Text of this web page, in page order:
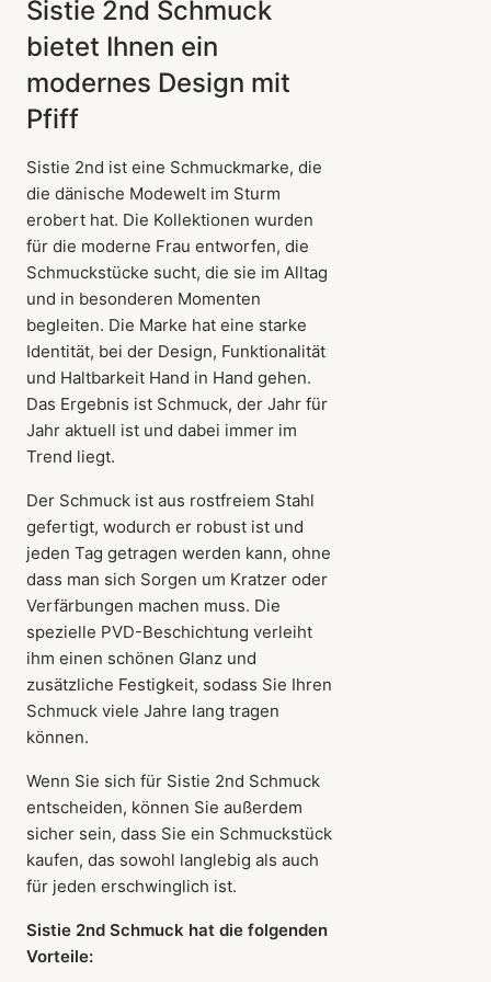
Sistie 2nd Schmuck
bietet Ihnen ein
modernes Design mit
Pfiff
Sistie 2nd ist eine Schmuckmarke, die
die dänische Modewelt im Sturm
erobert hat. Die Kollektionen wurden
für die moderne Frau entworfen, die
Schmuckstücke sucht, die sie im Alltag
und in besonderen Momenten
begleiten. Die Marke hat eine starke
Identität, bei der Design, Funktionalität
und Haltbarkeit Hand in Hand gehen.
Das Ergebnis ist Schmuck, der Jahr für
Jahr aktuell ist und dabei immer im
Trend liegt.
Der Schmuck ist aus rostfreiem Stahl
gefertigt, wodurch er robust ist und
jeden Tag getragen werden kann, ohne
dass man sich Sorgen um Kratzer oder
Verfärbungen machen muss. Die
spezielle PVD-Beschichtung verleiht
ihm einen schönen Glanz und
zusätzliche Festigkeit, sodass Sie Ihren
Schmuck viele Jahre lang tragen
können.
Wenn Sie sich für Sistie 2nd Schmuck
entscheiden, können Sie außerdem
sicher sein, dass Sie ein Schmuckstück
kaufen, das sowohl langlebig als auch
für jeden erschwinglich ist.
Sistie 2nd Schmuck hat die folgenden
Vorteile: